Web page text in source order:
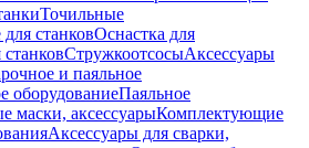
Точильные
станковОснастка для
СтружкоотсосыАксессуары
и паяльное
оборудованиеПаяльное
маски, аксессуарыКомплектующие
Аксессуары для сварки,